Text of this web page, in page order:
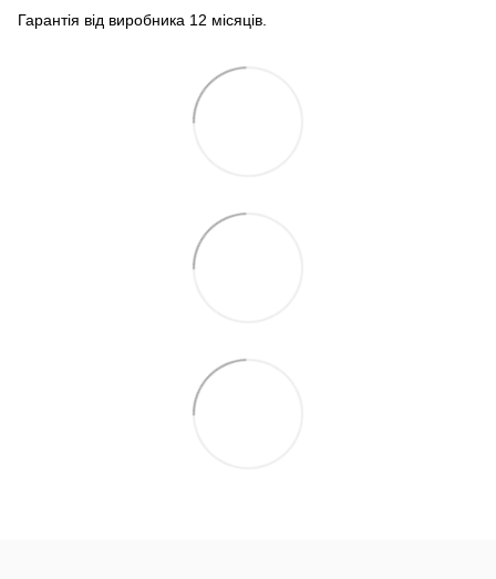
Гарантія від виробника 12 місяців.